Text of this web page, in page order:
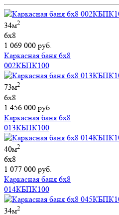
34м2
6х8
1 069 000 руб.
Каркасная баня 6х8
002КБПК100
73м2
6х8
1 456 000 руб.
Каркасная баня 6х8
013КБПК100
40м2
6х8
1 077 000 руб.
Каркасная баня 6х8
014КБПК100
34м2